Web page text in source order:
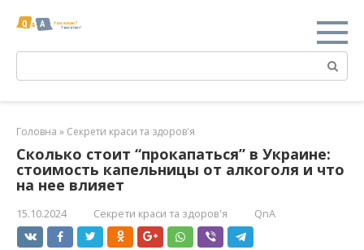
Поиск:
Головна » Секрети краси та здоров'я
Сколько стоит “прокапаться” в Украине:
стоимость капельницы от алкоголя и что
на нее влияет
15.10.2024 Секрети краси та здоров'я QnA